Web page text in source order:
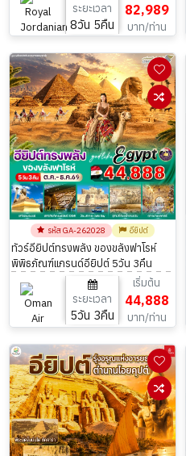
ระยะเวลา
8วัน 5คืน
82,989
บาท/ท่าน
รหัส GA-262028 อียิปต์
ทัวร์อียิปต์ทรงพลัง ของขลังฟาโรห์
พิพิธภัณฑ์แกรนด์อียิปต์ 5วัน 3คืน
ระยะเวลา
5วัน 3คืน
เริ่มต้น
44,888
บาท/ท่าน